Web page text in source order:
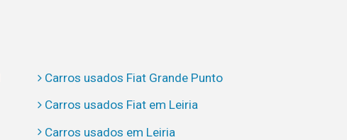
Carros usados Fiat Grande Punto
Carros usados Fiat em Leiria
Carros usados em Leiria